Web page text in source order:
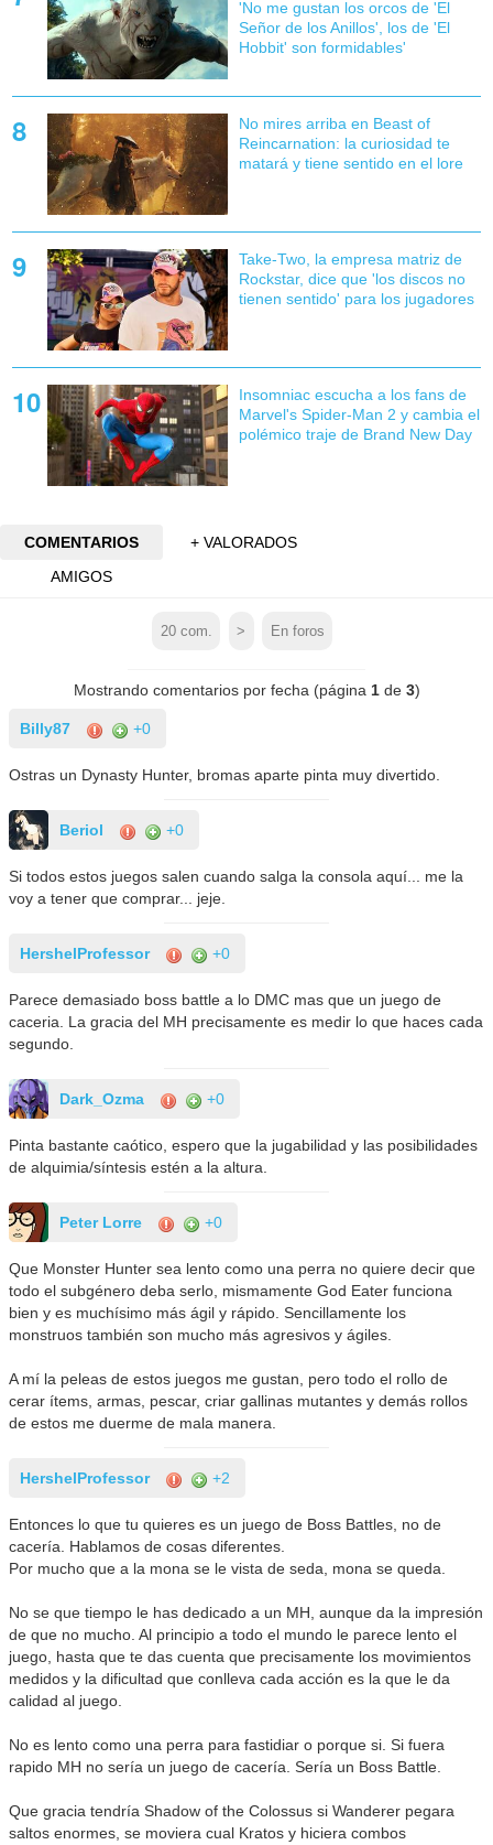
'No me gustan los orcos de 'El
Señor de los Anillos', los de 'El
Hobbit' son formidables'
No mires arriba en Beast of
Reincarnation: la curiosidad te
matará y tiene sentido en el lore
Take-Two, la empresa matriz de
Rockstar, dice que 'los discos no
tienen sentido' para los jugadores
Insomniac escucha a los fans de
Marvel's Spider-Man 2 y cambia el
polémico traje de Brand New Day
COMENTARIOS
+ VALORADOS
AMIGOS
20com. > En foros
Mostrando comentarios por fecha (página 1de 3)
Billy87 +0
Ostras un Dynasty Hunter, bromas aparte pinta muy divertido.
Beriol +0
Si todos estos juegos salen cuando salga la consola aquí... me la
voy a tener que comprar... jeje.
HershelProfessor +0
Parece demasiado boss battle a lo DMC mas que un juego de
caceria. La gracia del MH precisamente es medir lo que haces cada
segundo.
Dark_Ozma +0
Pinta bastante caótico, espero que la jugabilidad y las posibilidades
de alquimia/síntesis estén a la altura.
Peter Lorre +0
Que Monster Hunter sea lento como una perra no quiere decir que
todo el subgénero deba serlo, mismamente God Eater funciona
bien y es muchísimo más ágil y rápido. Sencillamente los
monstruos también son mucho más agresivos y ágiles.
A mí la peleas de estos juegos me gustan, pero todo el rollo de
cerar ítems, armas, pescar, criar gallinas mutantes y demás rollos
de estos me duerme de mala manera.
HershelProfessor +2
Entonces lo que tu quieres es un juego de Boss Battles, no de
cacería. Hablamos de cosas diferentes.
Por mucho que a la mona se le vista de seda, mona se queda.
No se que tiempo le has dedicado a un MH, aunque da la impresión
de que no mucho. Al principio a todo el mundo le parece lento el
juego, hasta que te das cuenta que precisamente los movimientos
medidos y la dificultad que conlleva cada acción es la que le da
calidad al juego.
No es lento como una perra para fastidiar o porque si. Si fuera
rapido MH no sería un juego de cacería. Sería un Boss Battle.
Que gracia tendría Shadow of the Colossus si Wanderer pegara
saltos enormes, se moviera cual Kratos y hiciera combos